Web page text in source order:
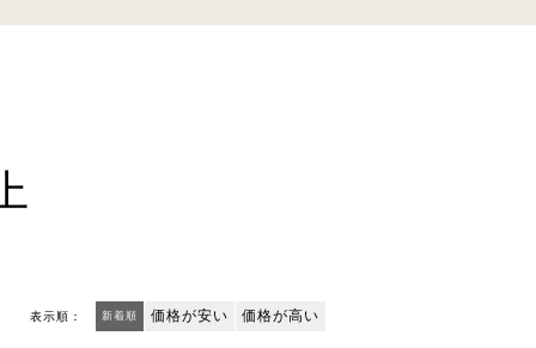
表示順： 新着順 価格が安い 価格が高い